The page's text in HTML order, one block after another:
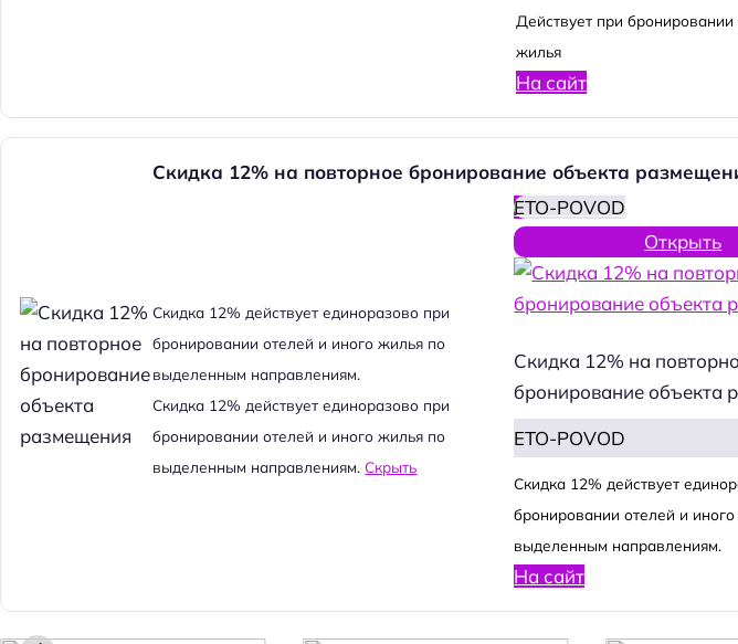
Действует при бронировании
жилья
На сайт
Скидка 12% на повторное бронирование объекта
Cкидка 12% действует единоразово при
бронировании отелей и иного жилья по
выделенным направлениям.
Cкидка 12% действует единоразово при
бронировании отелей и иного жилья по
выделенным направлениям.Скрыть
ETO-POVOD
Открыть
Скидка 12% на
бронирование объекта
ETO-POVOD
Cкидка 12% действует
бронировании отелей и
выделенным направлениям.
На сайт